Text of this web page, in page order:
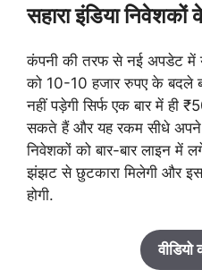
सहारा इंडिया
कंपनी की तरफ से नई अपडेट में
को 10-10 हजार रुपए के बदले
नहीं पड़ेगी सिर्फ एक बार में
सकते हैं और यह रकम सीधे
निवेशकों को बार-बार लाइन में
झंझट से छुटकारा मिलेगी और
होगी.